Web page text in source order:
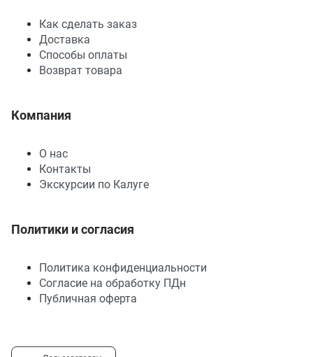
Как сделать заказ
Доставка
Способы оплаты
Возврат товара
Компания
О нас
Контакты
Экскурсии по Калуге
Политики и согласия
Политика конфиденциальности
Согласие на обработку ПДн
Публичная оферта